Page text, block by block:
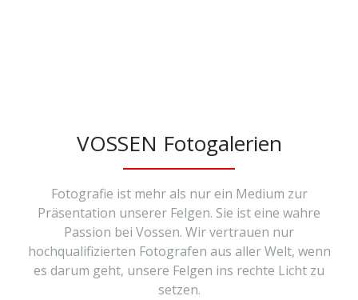
VOSSEN Fotogalerien
Fotografie ist mehr als nur ein Medium zur
Präsentation unserer Felgen. Sie ist eine wahre
Passion bei Vossen. Wir vertrauen nur
hochqualifizierten Fotografen aus aller Welt, wenn
es darum geht, unsere Felgen ins rechte Licht zu
setzen.